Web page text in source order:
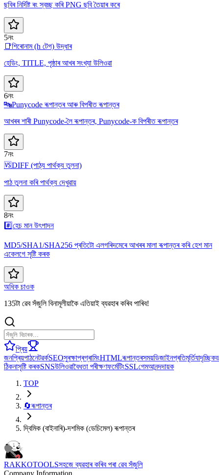
ছবিৰ নিৰ্দিষ্ট ৰং স্বচ্ছ কৰি PNG ছবি তৈয়াৰ কৰে
5নং
📑শিৰোনাম (h টেগ) উদ্ধাৰ
হেডিং, TITLE, পৃষ্ঠাৰ আখৰ সংখ্যা উলিওৱা
6নং
🔤Punycode ৰূপান্তৰ আৰু বিপৰীত ৰূপান্তৰ
আখৰৰ শাৰী Punycode-লৈ ৰূপান্তৰ, Punycode-ক বিপৰীত ৰূপান্তৰ
7নং
🆚DIFF (পাঠ্য পাৰ্থক্য তুলনা)
পাঠ তুলনা কৰি পাৰ্থক্য দেখুৱায়
8নং
#️⃣হেচ মান উৎপাদন
MD5/SHA1/SHA256 প্ৰতিটো এলগৰিদমেৰে আখৰৰ মালা ৰূপান্তৰ কৰি হেশ মান
একেলগে সৃষ্টি কৰক
অধিক চাওক
135টা ৱেব সঁজুলি বিনামূলীয়াকৈ এতিয়াই ব্যৱহাৰ কৰিব পাৰিব!
প্ৰিয়
জনপ্ৰিয়পাঠনেটৱৰ্কSEOসুৰক্ষাপ্ৰগ্ৰামিংHTMLৰূপান্তৰসময়ডিজাইনপ্ৰতিমূৰ্তিযাদৃচ্ছিক
ঠিকনাসৃষ্টি কৰকSNSউলিওৱাবৈধতা পৰীক্ষণফৰ্মেটিংSSLগেমআনন্দদায়ক
TOP
🔄ৰূপান্তৰ
দ্বিমিক (বাইনাৰি)-দশমিক (ডেচিমেল) ৰূপান্তৰ
RAKKOTOOLSসহজে ব্যৱহাৰ কৰিব পৰা ৱেব সঁজুলি